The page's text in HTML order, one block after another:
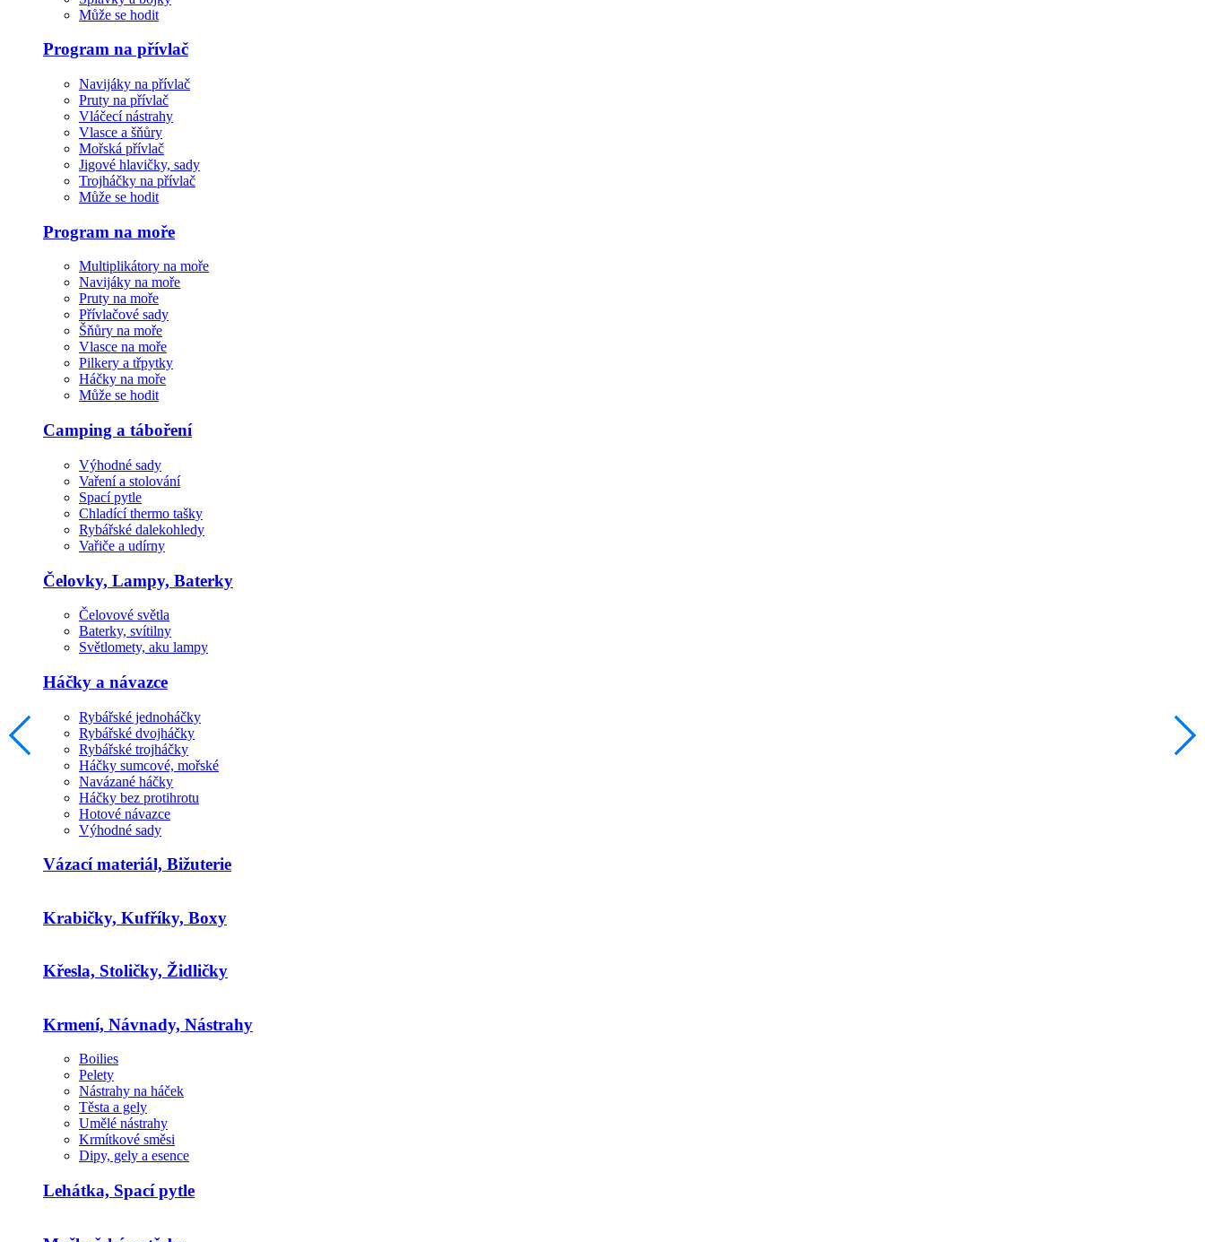
Může se hodit
Program na přívlač
Navijáky na přívlač
Pruty na přívlač
Vláčecí nástrahy
Vlasce a šňůry
Mořská přívlač
Jigové hlavičky, sady
Trojháčky na přívlač
Může se hodit
Program na moře
Multiplikátory na moře
Navijáky na moře
Pruty na moře
Přívlačové sady
Šňůry na moře
Vlasce na moře
Pilkery a třpytky
Háčky na moře
Může se hodit
Camping a táboření
Výhodné sady
Vaření a stolování
Spací pytle
Chladící thermo tašky
Rybářské dalekohledy
Vařiče a udírny
Čelovky, Lampy, Baterky
Čelovové světla
Baterky, svítilny
Světlomety, aku lampy
Háčky a návazce
Rybářské jednoháčky
Rybářské dvojháčky
Rybářské trojháčky
Háčky sumcové, mořské
Navázané háčky
Háčky bez protihrotu
Hotové návazce
Výhodné sady
Vázací materiál, Bižuterie
Krabičky, Kufříky, Boxy
Křesla, Stoličky, Židličky
Krmení, Návnady, Nástrahy
Boilies
Pelety
Nástrahy na háček
Těsta a gely
Umělé nástrahy
Krmítkové směsi
Dipy, gely a esence
Lehátka, Spací pytle